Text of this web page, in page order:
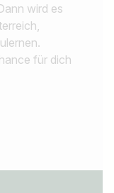
wird es
für dich